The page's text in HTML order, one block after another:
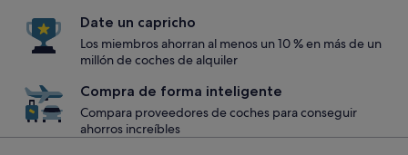
Date un capricho
Los miembros ahorran al menos un 10 % en más de un
millón de coches de alquiler
Compra de forma inteligente
Compara proveedores de coches para conseguir
ahorros increíbles